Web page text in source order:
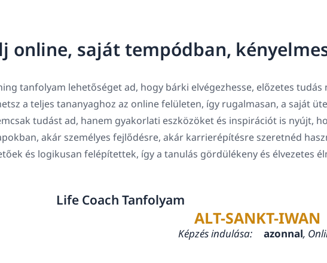
online, saját tempódban,
tanfolyam lehetőséget ad, hogy bárki elvégezhesse, előzetes
a teljes tananyaghoz az online felületen, így rugalmasan, a saját
tudást ad, hanem gyakorlati eszközöket és inspirációt is nyújt,
akár személyes fejlődésre, akár karrierépítésre szeretnéd
és logikusan felépítettek, így a tanulás gördülékeny és élvezetes
Life Coach Tanfolyam
ALT-SANKT-IWAN
Képzés indulása: azonnal,